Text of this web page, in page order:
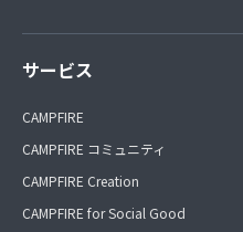
サービス
CAMPFIRE
CAMPFIRE コミュニティ
CAMPFIRE Creation
CAMPFIRE for Social Good